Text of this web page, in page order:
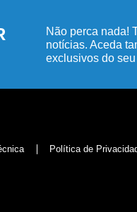
Não perca nada!
notícias. Aceda
exclusivos do
Política de